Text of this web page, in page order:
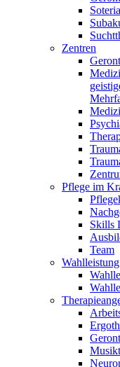
Zentren
Pflege im
Skills
Team
Wahlleistung